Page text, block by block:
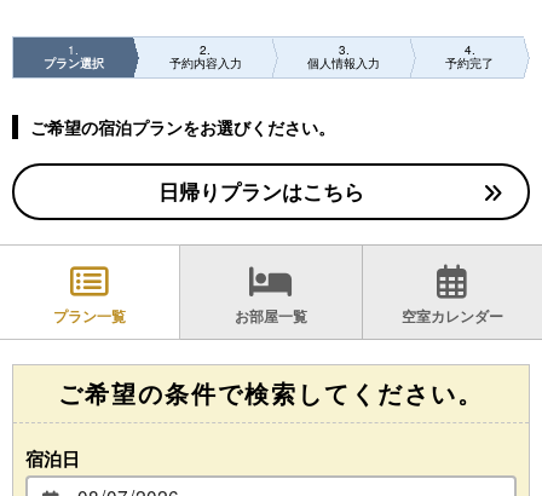
1
プラン選択
2
予約内容入力
3
個人情報入力
4
予約完了
ご希望の宿泊プランをお選びください。
日帰りプランはこちら
プラン一覧 お部屋一覧 空室カレンダー
ご希望の条件で検索してください。
宿泊日